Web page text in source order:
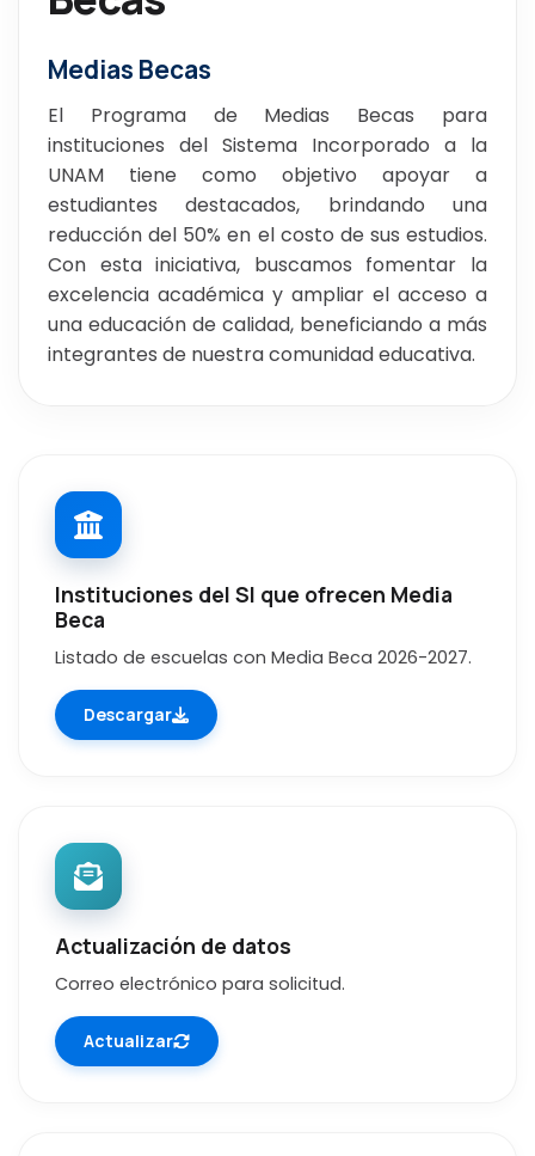
Medias Becas
El Programa de Medias Becas para
instituciones del Sistema Incorporado a la
UNAM tiene como objetivo apoyar a
estudiantes destacados, brindando una
reducción del 50% en el costo de sus estudios.
Con esta iniciativa, buscamos fomentar la
excelencia académica y ampliar el acceso a
una educación de calidad, beneficiando a más
integrantes de nuestra comunidad educativa.
Instituciones del SI que ofrecen Media
Beca
Listado de escuelas con Media Beca 2026-2027.
Descargar
Actualización de datos
Correo electrónico para solicitud.
Actualizar